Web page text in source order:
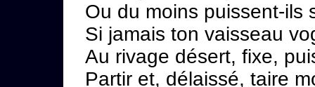
Ou du moins puissent-ils
Si jamais ton vaisseau
Au rivage désert, fixe,
Partir et, délaissé, taire